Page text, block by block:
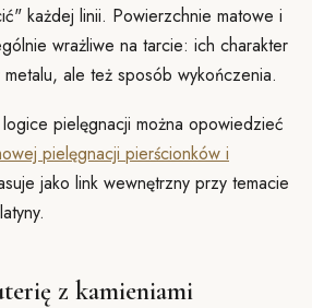
każdej linii. Powierzchnie matowe i
wrażliwe na tarcie: ich charakter
ale też sposób wykończenia.
pielęgnacji można opowiedzieć
pielęgnacji pierścionków i
jako link wewnętrzny przy temacie
z kamieniami